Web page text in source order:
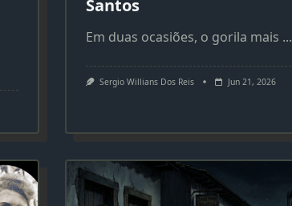
Santos
Em duas ocasiões, o gorila mais ...
Sergio Willians Dos Reis Jun 21, 2026